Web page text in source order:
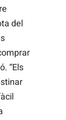
del
“Els